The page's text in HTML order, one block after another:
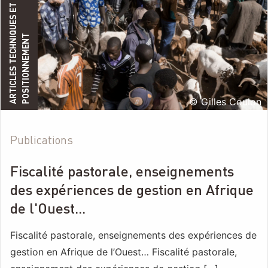
A
R
T
I
C
L
E
S
T
E
C
H
N
I
Q
U
E
S
E
T
P
O
S
I
T
I
O
N
N
E
M
E
NT © Gilles Coulon
Publications
Fiscalité pastorale, enseignements
des expériences de gestion en Afrique
de l'Ouest...
Fiscalité pastorale, enseignements des expériences de
gestion en Afrique de l’Ouest… Fiscalité pastorale,